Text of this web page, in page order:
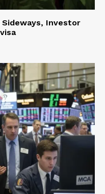
Sideways, Investor